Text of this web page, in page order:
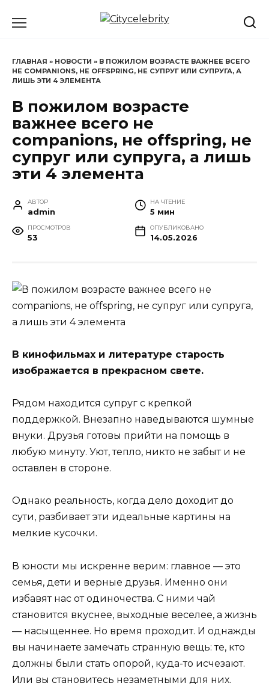
ГЛАВНАЯ » НОВОСТИ » В ПОЖИЛОМ ВОЗРАСТЕ ВАЖНЕЕ ВСЕГО
НЕ COMPANIONS, НЕ OFFSPRING, НЕ СУПРУГ ИЛИ СУПРУГА, А
ЛИШЬ ЭТИ 4 ЭЛЕМЕНТА
В пожилом возрасте
важнее всего не
companions, не offspring, не
супруг или супруга, а лишь
эти 4 элемента
АВТОР
admin
НА ЧТЕНИЕ
5 мин
ПРОСМОТРОВ
53
ОПУБЛИКОВАНО
14.05.2026
В кинофильмах и литературе старость
изображается в прекрасном свете.
Рядом находится супруг с крепкой
поддержкой. Внезапно наведываются шумные
внуки. Друзья готовы прийти на помощь в
любую минуту. Уют, тепло, никто не забыт и не
оставлен в стороне.
Однако реальность, когда дело доходит до
сути, разбивает эти идеальные картины на
мелкие кусочки.
В юности мы искренне верим: главное — это
семья, дети и верные друзья. Именно они
избавят нас от одиночества. С ними чай
становится вкуснее, выходные веселее, а жизнь
— насыщеннее. Но время проходит. И однажды
вы начинаете замечать странную вещь: те, кто
должны были стать опорой, куда-то исчезают.
Или вы становитесь незаметными для них.